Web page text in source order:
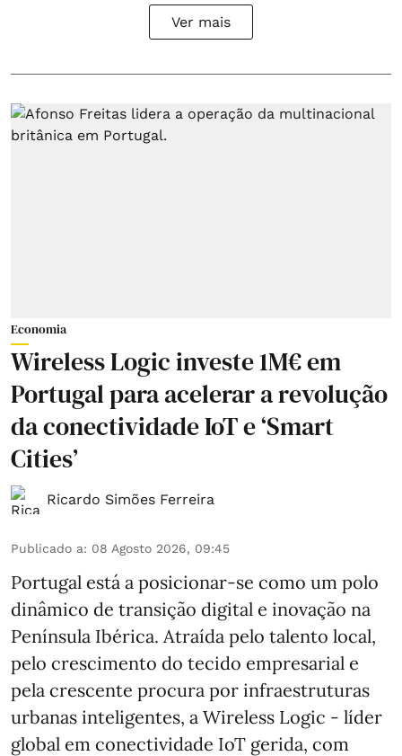
Ver mais
Economia
Wireless Logic investe 1M€ em
Portugal para acelerar a revolução
da conectividade IoT e ‘Smart
Cities’
Ricardo Simões Ferreira
Publicado a: 08 Agosto 2026, 09:45
Portugal está a posicionar-se como um polo
dinâmico de transição digital e inovação na
Península Ibérica. Atraída pelo talento local,
pelo crescimento do tecido empresarial e
pela crescente procura por infraestruturas
urbanas inteligentes, a Wireless Logic - líder
global em conectividade IoT gerida, com